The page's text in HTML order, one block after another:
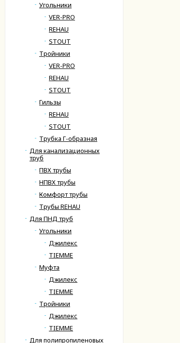
Угольники
VER-PRO
REHAU
STOUT
Тройники
VER-PRO
REHAU
STOUT
Гильзы
REHAU
STOUT
Трубка Г-образная
Для канализационных
труб
ПВХ трубы
НПВХ трубы
Комфорт трубы
Трубы REHAU
Для ПНД труб
Угольники
Джилекс
TIEMME
Муфта
Джилекс
TIEMME
Тройники
Джилекс
TIEMME
Для полипропиленовых